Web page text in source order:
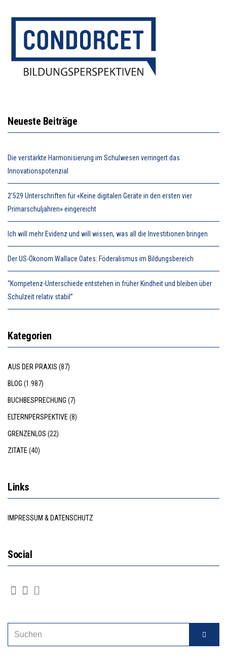
Neueste Beiträge
Die verstärkte Harmonisierung im Schulwesen verringert das
Innovationspotenzial
2’529 Unterschriften für «Keine digitalen Geräte in den ersten vier
Primarschuljahren» eingereicht
Ich will mehr Evidenz und will wissen, was all die Investitionen bringen
Der US-Ökonom Wallace Oates: Föderalismus im Bildungsbereich
“Kompetenz-Unterschiede entstehen in früher Kindheit und bleiben über
Schulzeit relativ stabil”
Kategorien
AUS DER PRAXIS (87)
BLOG (1.987)
BUCHBESPRECHUNG (7)
ELTERNPERSPEKTIVE (8)
GRENZENLOS (22)
ZITATE (40)
Links
IMPRESSUM & DATENSCHUTZ
Social